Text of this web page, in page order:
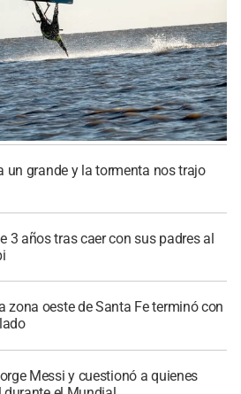
un grande y la tormenta nos trajo
3 años tras caer con sus padres al
zona oeste de Santa Fe terminó con
Messi y cuestionó a quienes